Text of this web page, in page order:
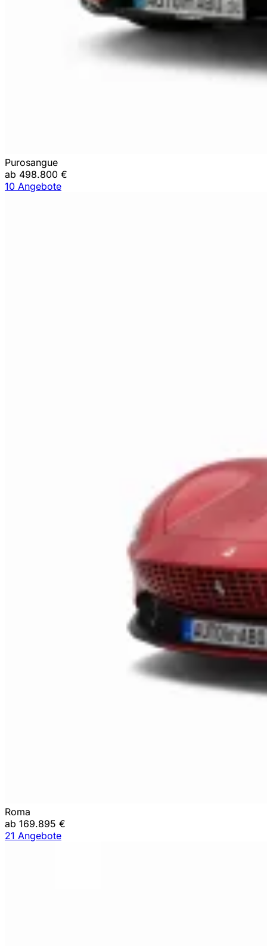
Purosangue
ab 498.800 €
10 Angebote
Roma
ab 169.895 €
21 Angebote